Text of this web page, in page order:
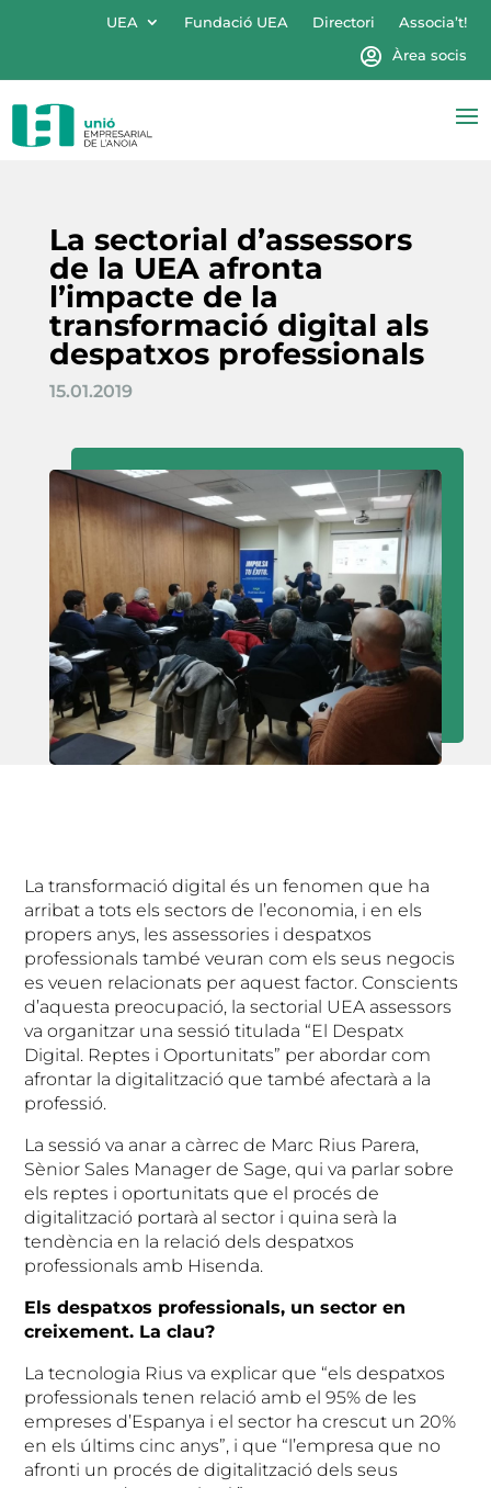
UEA Fundació UEA Directori
Associa’t!
Àrea socis
La sectorial d’assessors
de la UEA afronta
l’impacte de la
transformació digital als
despatxos professionals
15.01.2019
La transformació digital és un fenomen que ha
arribat a tots els sectors de l’economia, i en els
propers anys, les assessories i despatxos
professionals també veuran com els seus negocis
es veuen relacionats per aquest factor. Conscients
d’aquesta preocupació, la sectorial UEA assessors
va organitzar una sessió titulada “El Despatx
Digital. Reptes i Oportunitats” per abordar com
afrontar la digitalització que també afectarà a la
professió.
La sessió va anar a càrrec de Marc Rius Parera,
Sènior Sales Manager de Sage, qui va parlar sobre
els reptes i oportunitats que el procés de
digitalització portarà al sector i quina serà la
tendència en la relació dels despatxos
professionals amb Hisenda.
Els despatxos professionals, un sector en
creixement. La clau?
La tecnologia Rius va explicar que “els despatxos
professionals tenen relació amb el 95% de les
empreses d’Espanya i el sector ha crescut un 20%
en els últims cinc anys”, i que “l’empresa que no
afronti un procés de digitalització dels seus